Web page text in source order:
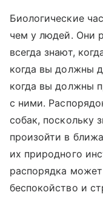
Биологические
чем у людей. Они
всегда знают,
когда вы должны
когда вы должны
с ними.
собак, поскольку
произойти в
их природного
распорядка
беспокойство и